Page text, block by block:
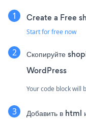
Create a Free
Start for free now
Скопируйте
WordPress
Your code block will
Добавить в html